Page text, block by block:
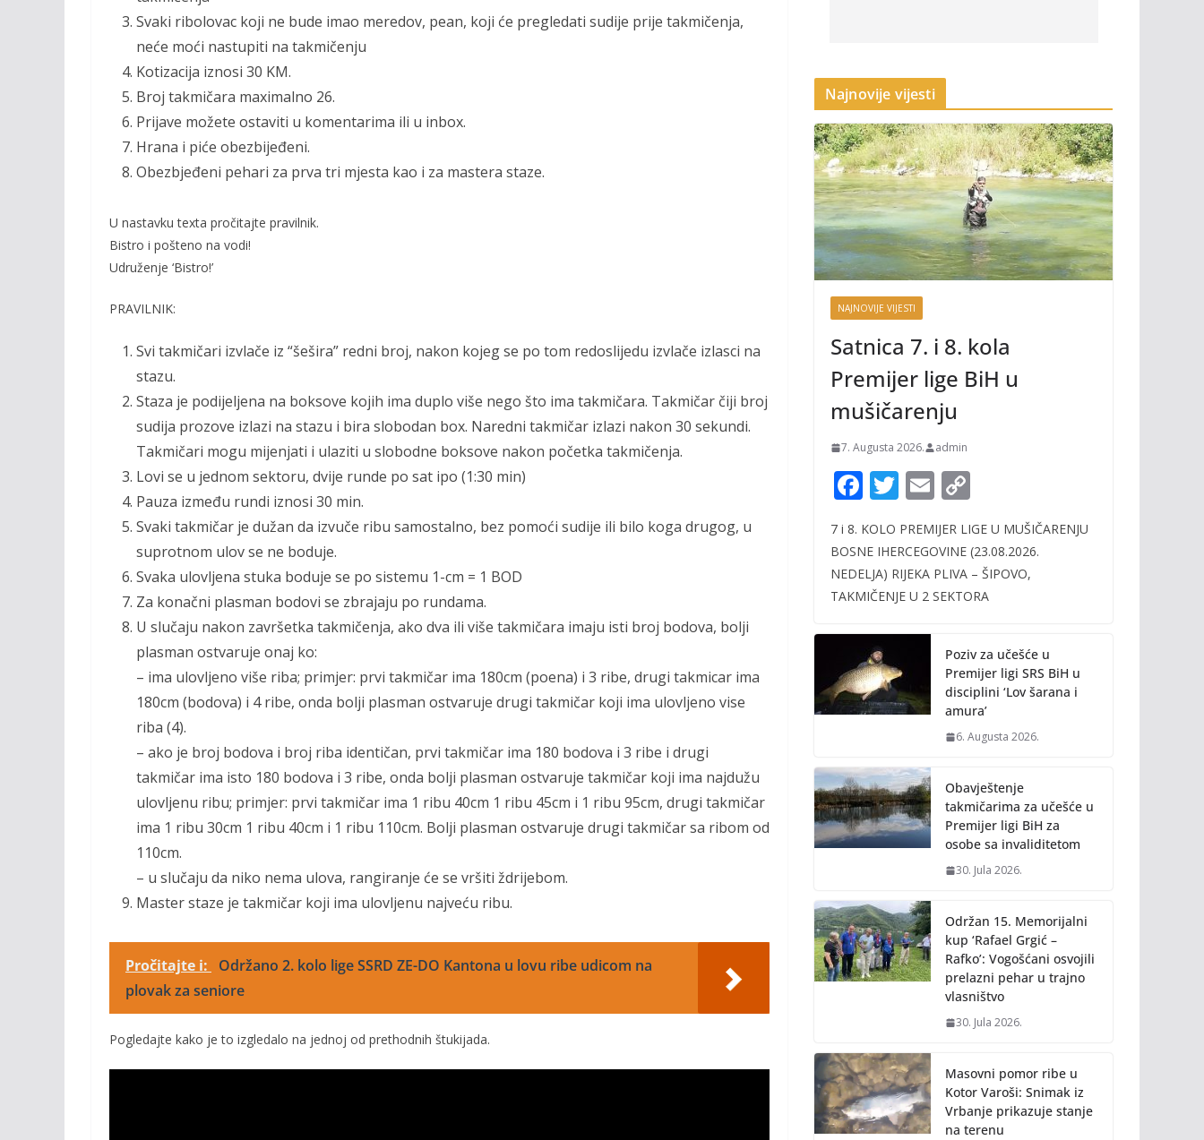
Svaki ribolovac koji ne bude imao meredov, pean, koji će pregledati sudije prije takmičenja,
neće moći nastupiti na takmičenju
Kotizacija iznosi 30 KM.
Broj takmičara maximalno 26.
Prijave možete ostaviti u komentarima ili u inbox.
Hrana i piće obezbijeđeni.
Obezbjeđeni pehari za prva tri mjesta kao i za mastera staze.
U nastavku texta pročitajte pravilnik.
Bistro i pošteno na vodi!
Udruženje ‘Bistro!’
PRAVILNIK:
Svi takmičari izvlače iz “šešira” redni broj, nakon kojeg se po tom redoslijedu izvlače izlasci na
stazu.
Staza je podijeljena na boksove kojih ima duplo više nego što ima takmičara. Takmičar čiji broj
sudija prozove izlazi na stazu i bira slobodan box. Naredni takmičar izlazi nakon 30 sekundi.
Takmičari mogu mijenjati i ulaziti u slobodne boksove nakon početka takmičenja.
Lovi se u jednom sektoru, dvije runde po sat ipo (1:30 min)
Pauza između rundi iznosi 30 min.
Svaki takmičar je dužan da izvuče ribu samostalno, bez pomoći sudije ili bilo koga drugog, u
suprotnom ulov se ne boduje.
Svaka ulovljena stuka boduje se po sistemu 1-cm = 1 BOD
Za konačni plasman bodovi se zbrajaju po rundama.
U slučaju nakon završetka takmičenja, ako dva ili više takmičara imaju isti broj bodova, bolji
plasman ostvaruje onaj ko:
– ima ulovljeno više riba; primjer: prvi takmičar ima 180cm (poena) i 3 ribe, drugi takmicar ima
180cm (bodova) i 4 ribe, onda bolji plasman ostvaruje drugi takmičar koji ima ulovljeno vise
riba (4).
– ako je broj bodova i broj riba identičan, prvi takmičar ima 180 bodova i 3 ribe i drugi
takmičar ima isto 180 bodova i 3 ribe, onda bolji plasman ostvaruje takmičar koji ima najdužu
ulovljenu ribu; primjer: prvi takmičar ima 1 ribu 40cm 1 ribu 45cm i 1 ribu 95cm, drugi takmičar
ima 1 ribu 30cm 1 ribu 40cm i 1 ribu 110cm. Bolji plasman ostvaruje drugi takmičar sa ribom od
110cm.
– u slučaju da niko nema ulova, rangiranje će se vršiti ždrijebom.
Master staze je takmičar koji ima ulovljenu najveću ribu.
Pročitajte i:
Održano 2. kolo lige SSRD ZE-DO Kantona u lovu ribe udicom na
plovak za seniore
Pogledajte kako je to izgledalo na jednoj od prethodnih štukijada.
Najnovije vijesti
NAJNOVIJE VIJESTI
Satnica 7. i 8. kola
Premijer lige BiH u
mušičarenju
7. Augusta 2026. admin
F
e
b
o
o
k
T
itt
er
E
ai
l
p
y
Li
k
7 i 8. KOLO PREMIJER LIGE U MUŠIČARENJU
BOSNE IHERCEGOVINE (23.08.2026.
NEDELJA) RIJEKA PLIVA – ŠIPOVO,
TAKMIČENJE U 2 SEKTORA
Poziv za učešće u
Premijer ligi SRS BiH u
disciplini ‘Lov šarana i
amura’
6. Augusta 2026.
Obavještenje
takmičarima za učešće u
Premijer ligi BiH za
osobe sa invaliditetom
30. Jula 2026.
Održan 15. Memorijalni
kup ‘Rafael Grgić –
Rafko’: Vogošćani osvojili
prelazni pehar u trajno
vlasništvo
30. Jula 2026.
Masovni pomor ribe u
Kotor Varoši: Snimak iz
Vrbanje prikazuje stanje
na terenu